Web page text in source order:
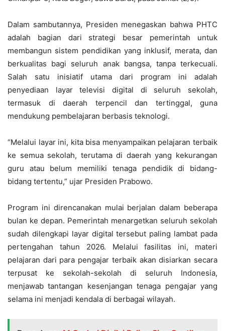
Dalam sambutannya, Presiden menegaskan bahwa PHTC
adalah bagian dari strategi besar pemerintah untuk
membangun sistem pendidikan yang inklusif, merata, dan
berkualitas bagi seluruh anak bangsa, tanpa terkecuali.
Salah satu inisiatif utama dari program ini adalah
penyediaan layar televisi digital di seluruh sekolah,
termasuk di daerah terpencil dan tertinggal, guna
mendukung pembelajaran berbasis teknologi.
“Melalui layar ini, kita bisa menyampaikan pelajaran terbaik
ke semua sekolah, terutama di daerah yang kekurangan
guru atau belum memiliki tenaga pendidik di bidang-
bidang tertentu,” ujar Presiden Prabowo.
Program ini direncanakan mulai berjalan dalam beberapa
bulan ke depan. Pemerintah menargetkan seluruh sekolah
sudah dilengkapi layar digital tersebut paling lambat pada
pertengahan tahun 2026. Melalui fasilitas ini, materi
pelajaran dari para pengajar terbaik akan disiarkan secara
terpusat ke sekolah-sekolah di seluruh Indonesia,
menjawab tantangan kesenjangan tenaga pengajar yang
selama ini menjadi kendala di berbagai wilayah.